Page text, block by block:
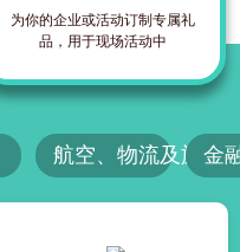
为你的企业或活动订制专属礼
品，用于现场活动中
航空、物流及旅遊
金